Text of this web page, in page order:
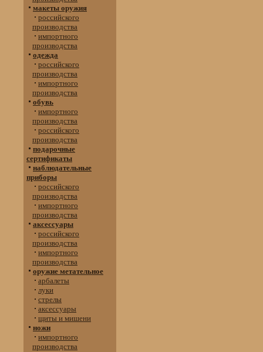
макеты оружия
российского
производства
импортного
производства
одежда
российского
производства
импортного
производства
обувь
импортного
производства
российского
производства
подарочные
сертификаты
наблюдательные
приборы
российского
производства
импортного
производства
аксессуары
российского
производства
импортного
производства
оружие метательное
арбалеты
луки
стрелы
аксессуары
щиты и мишени
ножи
импортного
производства